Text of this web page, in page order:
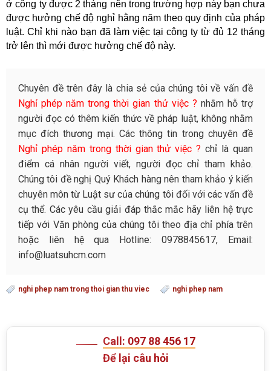
ở công ty được 2 tháng nên trong trường hợp này bạn chưa
được hưởng chế độ nghỉ hằng năm theo quy định của pháp
luật. Chỉ khi nào bạn đã làm việc tại công ty từ đủ 12 tháng
trở lên thì mới được hưởng chế độ này.
Chuyên đề trên đây là chia sẻ của chúng tôi về vấn đề
Nghỉ phép năm trong thời gian thử việc ? nhằm hỗ trợ
người đọc có thêm kiến thức về pháp luật, không nhằm
mục đích thương mại. Các thông tin trong chuyên đề
Nghỉ phép năm trong thời gian thử việc ? chỉ là quan
điểm cá nhân người viết, người đọc chỉ tham khảo.
Chúng tôi đề nghị Quý Khách hàng nên tham khảo ý kiến
chuyên môn từ Luật sư của chúng tôi đối với các vấn đề
cụ thể. Các yêu cầu giải đáp thắc mắc hãy liên hệ trực
tiếp với Văn phòng của chúng tôi theo địa chỉ phía trên
hoặc liên hệ qua Hotline: 0978845617, Email:
info@luatsuhcm.com
nghi phep nam trong thoi gian thu viec nghi phep nam
Call: 097 88 456 17
Để lại câu hỏi